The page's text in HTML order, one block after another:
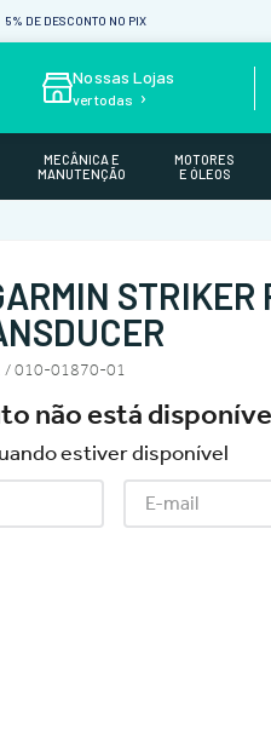
5% DE DESCONTO NO PIX
Nossas Lojas
ver todas
MECÂNICA E
MANUTENÇÃO
MOTORES
E ÓLEOS
/ 010-01870-01
não está
estiver disponível